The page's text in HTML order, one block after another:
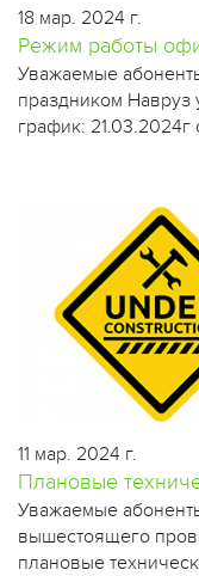
18 мар. 2024 г.
Режим работы
​Уважаемые
праздником
график:
11 мар. 2024 г.
Плановые
​Уважаемые
вышестоящего
плановые